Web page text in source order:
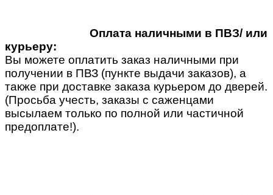
Оплата наличными в ПВЗ/ или
курьеру:
Вы можете оплатить заказ наличными при
получении в ПВЗ (пункте выдачи заказов), а
также при доставке заказа курьером до дверей.
(Просьба учесть, заказы с саженцами
высылаем только по полной или частичной
предоплате!).